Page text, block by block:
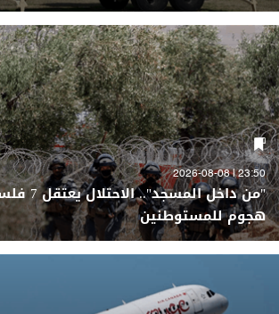
23:50 | 2026-08-08
"من داخل
هجوم للمستوطنين